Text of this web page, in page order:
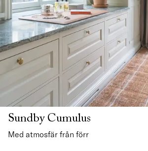
Sundby Cumulus
Med atmosfär från förr